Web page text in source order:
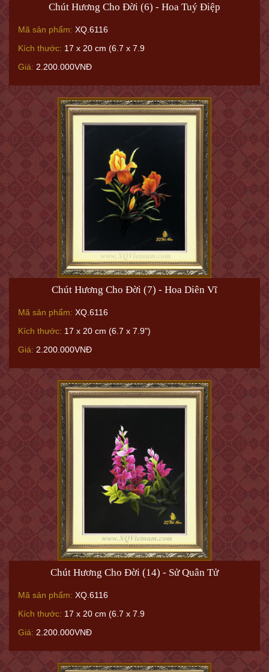
Chút Hương Cho Đời (6) - Hoa Tuý Điệp
Mã sản phẩm: XQ.6116
Kích thước: 17 x 20 cm (6.7 x 7.9
Giá: 2.200.000VNĐ
Chút Hương Cho Đời (7) - Hoa Diên Vĩ
Mã sản phẩm: XQ.6116
Kích thước: 17 x 20 cm (6.7 x 7.9")
Giá: 2.200.000VNĐ
Chút Hương Cho Đời (14) - Sử Quân Tử
Mã sản phẩm: XQ.6116
Kích thước: 17 x 20 cm (6.7 x 7.9
Giá: 2.200.000VNĐ